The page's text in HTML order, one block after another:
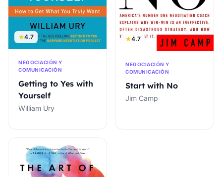
4.7
NEGOCIACIÓN Y
COMUNICACIÓN
Getting to Yes with
Yourself
William Ury
4.7
NEGOCIACIÓN Y
COMUNICACIÓN
Start with No
Jim Camp